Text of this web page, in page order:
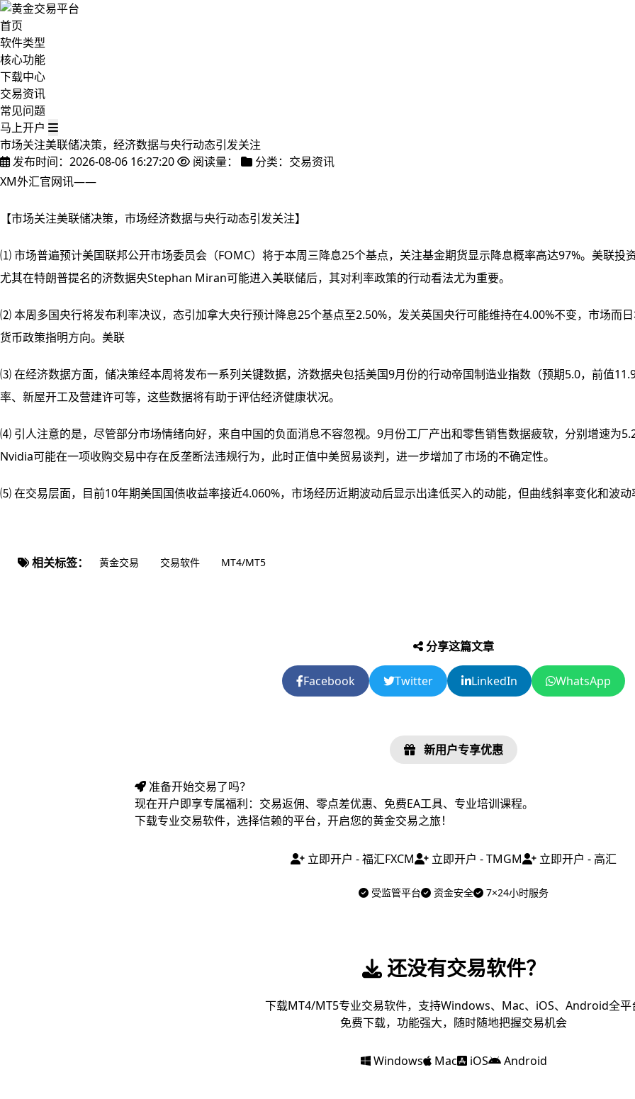
首页
软件类型
核心功能
下载中心
交易资讯
常见问题
马上开户
市场关注美联储决策，经济数据与央行动态引发关注
发布时间：2026-08-06 16:27:20
阅读量：
分类：交易资讯
XM外汇官网讯——
【市场关注美联储决策，市场经济数据与央行动态引发关注】
⑴ 市场普遍预计美国联邦公开市场委员会（FOMC）将于本周三降息25个基点，关注基金期货显示降息概率高达97%。美联投
尤其在特朗普提名的济数据央Stephan Miran可能进入美联储后，其对利率政策的行动看法尤为重要。
⑵ 本周多国央行将发布利率决议，态引加拿大央行预计降息25个基点至2.50%，发关英国央行可能维持在4.00%不变，市场而
货币政策指明方向。美联
⑶ 在经济数据方面，储决策经本周将发布一系列关键数据，济数据央包括美国9月份的行动帝国制造业指数（预期5.0，前值
率、新屋开工及营建许可等，这些数据将有助于评估经济健康状况。
⑷ 引人注意的是，尽管部分市场情绪向好，来自中国的负面消息不容忽视。9月份工厂产出和零售销售数据疲软，分别增速为
Nvidia可能在一项收购交易中存在反垄断法违规行为，此时正值中美贸易谈判，进一步增加了市场的不确定性。
⑸ 在交易层面，目前10年期美国国债收益率接近4.060%，市场经历近期波动后显示出逢低买入的动能，但曲线斜率变化和波
相关标签： 黄金交易 交易软件 MT4/MT5
分享这篇文章
Facebook Twitter LinkedIn WhatsApp
新用户专享优惠
准备开始交易了吗？
现在开户即享专属福利：交易返佣、零点差优惠、免费EA工具、专业培训课程。
下载专业交易软件，选择信赖的平台，开启您的黄金交易之旅！
立即开户 - 福汇FXCM 立即开户 - TMGM 立即开户 - 高汇
受监管平台 资金安全 7×24小时服务
还没有交易软件？
下载MT4/MT5专业交易软件，支持Windows、Mac、iOS、Android全平
免费下载，功能强大，随时随地把握交易机会
Windows Mac iOS Android